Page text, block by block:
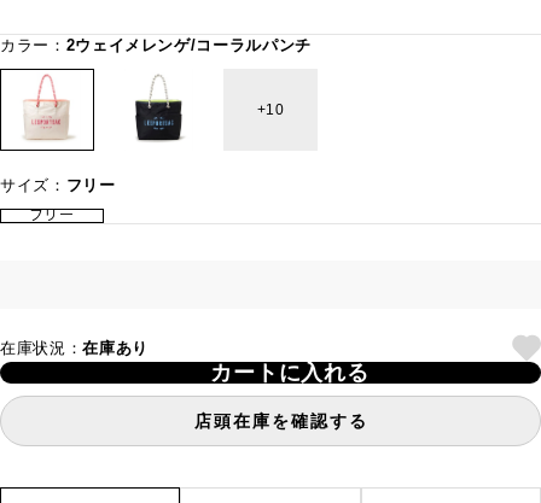
カラー： 2ウェイメレンゲ/コーラルパンチ
10
サイズ： フリー
フリー
在庫状況：在庫あり
カートに入れる
店頭在庫を確認する